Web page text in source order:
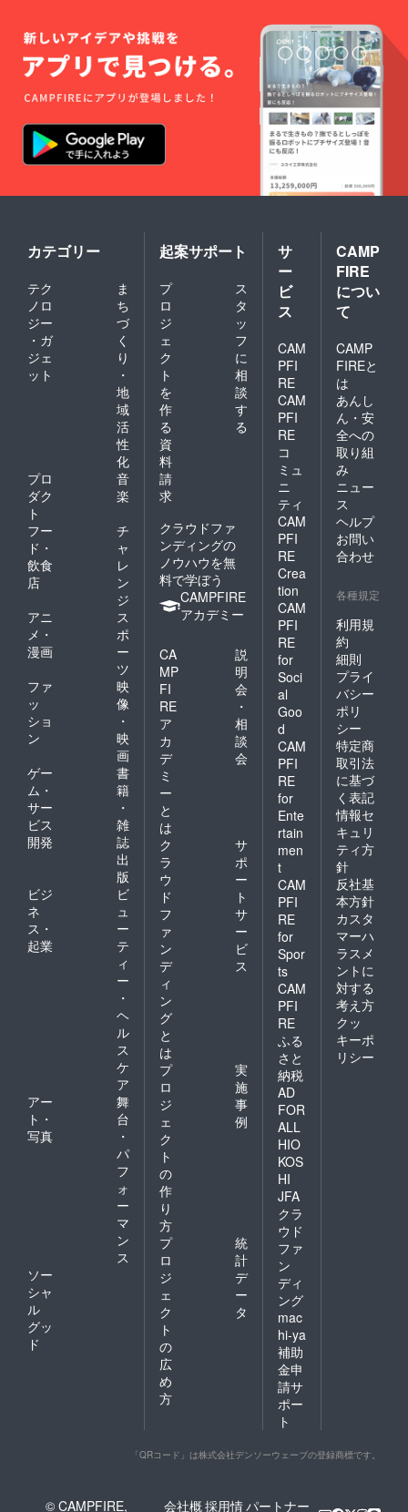
品は、
化粧品
製造販
売許可
を取得
してお
りま
す。
商品の
裏面に
記載さ
れてお
ります
のて、
お手元
に届き
次第ご
確認く
ませ。
化粧品
製造販
売許可
を取得
してお
りま
レイン
酸PEG-
10、ク
エン
酸、グ
ン酸
Na、塩
化Na、
BG、
キシエ
レンジ
果皮油
○ご使
用・保
管の注
意など○
商品の
記載さ
れてお
ります
のて、
お手元
に届き
次第ご
確認く
ださい
ませ。
※この商
品は、
化粧品
製造販
売許可
りま
キトサ
ン、カ
ミツレ
花エキ
ス、ウ
イキョ
ウ果実
エキ
ス、マ
ロニエ
ス、ニ
ス、ジ
ステア
リン酸
グリ
コー
ル、オ
レイン
10、ク
エン
酸、グ
ルタミ
ン酸
Na、塩
化Na、
BG、
フェノ
キシエ
タノー
ル、オ
レンジ
果皮油
○ご使
用・保
意など○
裏面に
記載さ
れてお
ります
のて、
お手元
に届き
次第ご
確認く
ださい
ませ。
※この商
品は、
化粧品
製造販
売許可
を取得
してお
りま
す。
カテゴリー
テク
ノロ
ジー
・ガ
ジェ
ット
ま
ち
づ
く
り
・
地
域
活
性
化
プロ
ダク
ト
音
楽
フー
ド・
飲食
店
チ
ャ
レ
ン
ジ
アニ
メ・
漫画
ス
ポ
ー
ツ
ファ
ッ
ショ
ン
映
像
・
映
画
ゲー
ム・
サー
ビス
開発
書
籍
・
雑
誌
出
版
ビジ
ネ
ス・
起業
ビ
ュ
ー
テ
ィ
ー
・
ヘ
ル
ス
ケ
ア
アー
ト・
写真
舞
台
・
パ
フ
ォ
ー
マ
ン
ス
ソー
シャ
ル
グッ
ド
起案サポート
プ
ロ
ジ
ェ
ク
ト
を
作
る
ス
タ
ッ
フ
に
相
談
す
る
資
料
請
求
クラウドファ
ンディングの
ノウハウを無
料で学ぼう
CAMPFIRE
アカデミー
CA
MP
FI
RE
ア
カ
デ
ミ
ー
と
は
説
明
会
・
相
談
会
ク
ラ
ウ
ド
フ
ァ
ン
デ
ィ
ン
グ
と
は
サ
ポ
ー
ト
サ
ー
ビ
ス
プ
ロ
ジ
ェ
ク
ト
の
作
り
方
実
施
事
例
プ
ロ
ジ
ェ
ク
ト
の
広
め
方
統
計
デ
ー
タ
サ
ー
ビ
ス
CAM
PFI
RE
CAM
PFI
RE
コ
ミュ
ニ
ティ
CAM
PFI
RE
Crea
tion
CAM
PFI
RE
for
Soci
al
Goo
d
CAM
PFI
RE
for
Ente
rtain
men
t
CAM
PFI
RE
for
Spor
ts
CAM
PFI
RE
ふる
さと
納税
AD
FOR
ALL
HIO
KOS
HI
JFA
クラ
ウド
ファ
ン
ディ
ング
mac
hi-ya
補助
金申
請サ
ポー
ト
CAMP
FIRE
につい
て
CAMP
FIREと
は
あんし
ん・安
全への
取り組
み
ニュー
ス
ヘルプ
お問い
合わせ
各種規定
利用規
約
細則
プライ
バシー
ポリ
シー
特定商
取引法
に基づ
く表記
情報セ
キュリ
ティ方
針
反社基
本方針
カスタ
マーハ
ラスメ
ントに
対する
考え方
クッ
キーポ
リシー
「QRコード」は株式会社デンソーウェーブの登録商標です。
© CAMPFIRE, 会社概採用情パートナー